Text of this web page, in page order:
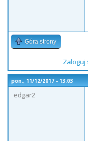
Góra strony
Zaloguj
pon., 11/12/2017 - 13:03
edgar2